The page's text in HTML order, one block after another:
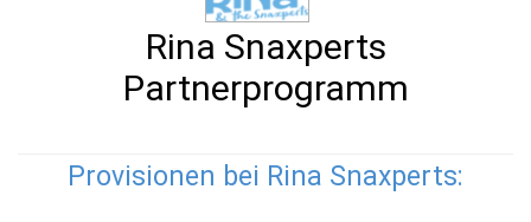
Rina Snaxperts
Partnerprogramm
Provisionen bei Rina Snaxperts: